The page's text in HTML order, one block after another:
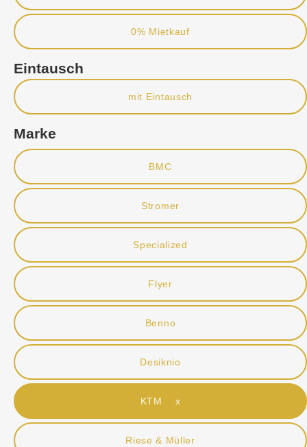
0% Mietkauf
Eintausch
mit Eintausch
Marke
BMC
Stromer
Specialized
Flyer
Benno
Desiknio
KTM x
Riese & Müller